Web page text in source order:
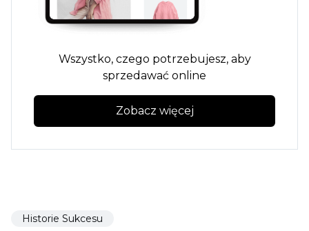
Wszystko, czego potrzebujesz, aby
sprzedawać online
Zobacz więcej
Historie Sukcesu